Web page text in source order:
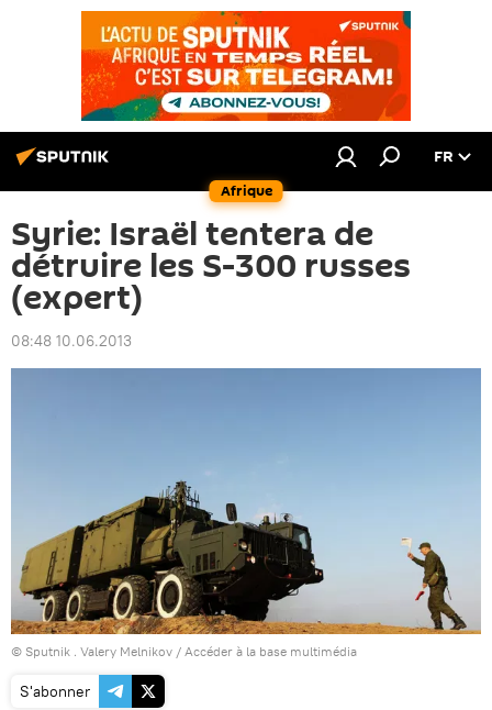
Afrique
FR
Syrie: Israël tentera de
détruire les S-300 russes
(expert)
08:48 10.06.2013
© Sputnik . Valery Melnikov / Accéder à la base multimédia
S'abonner